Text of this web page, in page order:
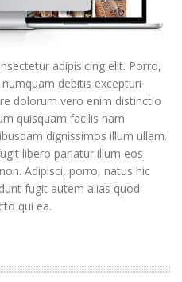
adipisicing elit. Porro,
debitis excepturi
dolorum vero enim distinctio
quisquam facilis nam
dignissimos illum ullam.
libero pariatur illum eos
Adipisci, porro, natus hic
fugit autem alias quod
qui ea.